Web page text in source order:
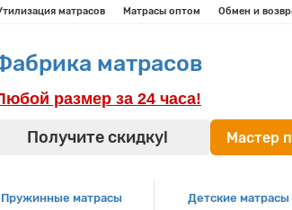
матрасов Матрасы оптом Обмен и
матрасов
размер за 24 часа!
Получите скидку! Мастер
Пружинные матрасы Детские матрасы